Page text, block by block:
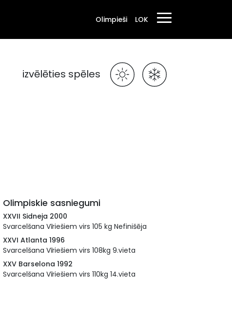
Olimpieši LOK
izvēlēties spēles
Olimpiskie sasniegumi
XXVII Sidneja 2000
Svarcelšana Vīriešiem virs 105 kg Nefinišēja
XXVI Atlanta 1996
Svarcelšana Vīriešiem virs 108kg 9.vieta
XXV Barselona 1992
Svarcelšana Vīriešiem virs 110kg 14.vieta